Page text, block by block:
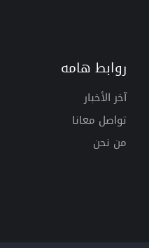
روابط هامه
آخر الأخبار
تواصل معانا
من نحن